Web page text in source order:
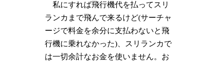
私にすれば飛行機代を払ってスリ
ランカまで飛んで来るけど(サーチャ
ージで料金を余分に支払わないと飛
行機に乗れなかった)、スリランカで
は一切余計なお金を使いません。お